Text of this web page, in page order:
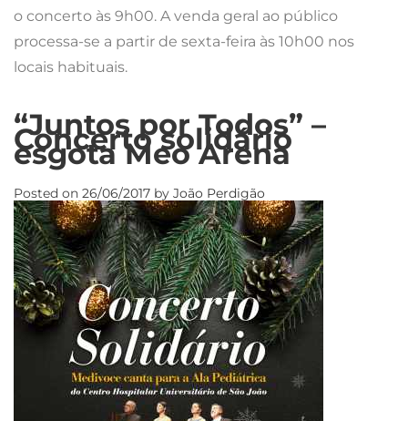
o concerto às 9h00. A venda geral ao público
processa-se a partir de sexta-feira às 10h00 nos
locais habituais.
“Juntos por Todos” –
Concerto solidário
esgota Meo Arena
Posted on 26/06/2017 by João Perdigão